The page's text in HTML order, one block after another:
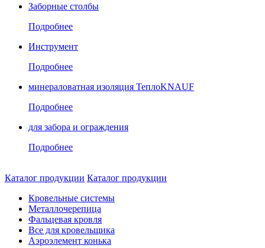
Заборные столбы
Подробнее
Инструмент
Подробнее
минераловатная изоляция ТеплоKNAUF
Подробнее
для забора и ограждения
Подробнее
Каталог продукции Каталог продукции
Кровельные системы
Металлочерепица
Фальцевая кровля
Все для кровельщика
Аэроэлемент конька